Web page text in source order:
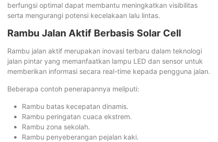
berfungsi optimal dapat membantu meningkatkan visibilitas
serta mengurangi potensi kecelakaan lalu lintas.
Rambu Jalan Aktif Berbasis Solar Cell
Rambu jalan aktif merupakan inovasi terbaru dalam teknologi
jalan pintar yang memanfaatkan lampu LED dan sensor untuk
memberikan informasi secara real-time kepada pengguna jalan.
Beberapa contoh penerapannya meliputi:
Rambu batas kecepatan dinamis.
Rambu peringatan cuaca ekstrem.
Rambu zona sekolah.
Rambu penyeberangan pejalan kaki.